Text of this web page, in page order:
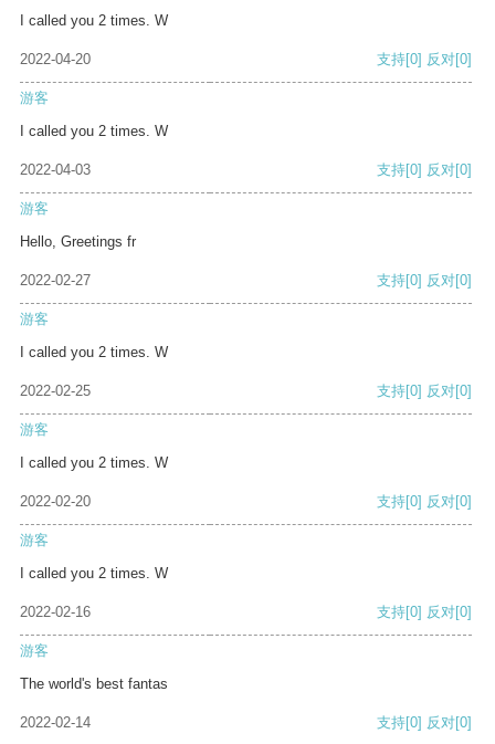
I called you 2 times. W
2022-04-20 支持[0] 反对[0]
游客
I called you 2 times. W
2022-04-03 支持[0] 反对[0]
游客
Hello, Greetings fr
2022-02-27 支持[0] 反对[0]
游客
I called you 2 times. W
2022-02-25 支持[0] 反对[0]
游客
I called you 2 times. W
2022-02-20 支持[0] 反对[0]
游客
I called you 2 times. W
2022-02-16 支持[0] 反对[0]
游客
The world's best fantas
2022-02-14 支持[0] 反对[0]